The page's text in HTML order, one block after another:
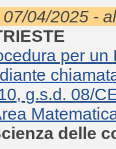
04/2025 -
per un
g.s.d. 08/
delle